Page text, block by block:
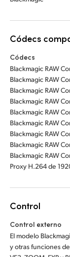
Códecs
Códecs
Blackmagic RAW
Blackmagic RAW
Blackmagic RAW
Blackmagic RAW
Blackmagic RAW
Blackmagic RAW
Blackmagic RAW
Blackmagic RAW
Blackmagic RAW
Proxy H.264 de
Control
Control externo
El modelo
y otras funciones de